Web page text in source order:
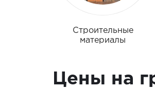
Строительные
материалы
Цены на